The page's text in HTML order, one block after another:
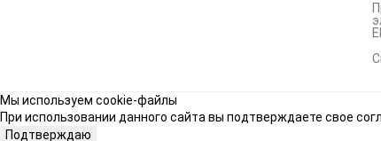
Мы используем cookie-файлы
При использовании данного сайта вы подтверждаете свое
Подтверждаю